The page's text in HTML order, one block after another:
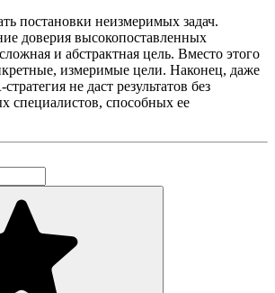
постановки неизмеримых задач.
доверия высокопоставленных
и абстрактная цель. Вместо этого
измеримые цели. Наконец, даже
не даст результатов без
специалистов, способных ее